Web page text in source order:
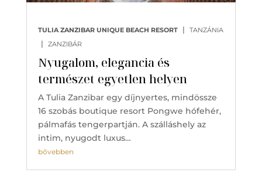
Nyugalom, elegancia és
természet egyetlen helyen
TULIA ZANZIBAR UNIQUE BEACH RESORT | TANZÁNIA
| ZANZIBÁR
A Tulia Zanzibar egy díjnyertes, mindössze
16 szobás boutique resort Pongwe hófehér,
pálmafás tengerpartján. A szálláshely az
intim, nyugodt luxus…
bővebben